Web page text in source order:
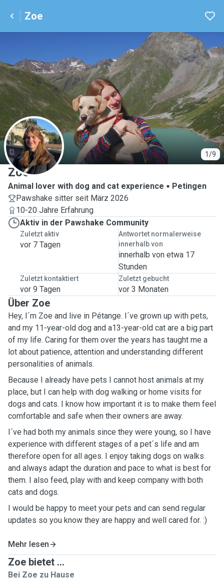
Zoe
1/9
Z
Zoe
Animal lover with dog and cat experience
Petingen
Pawshake sitter seit März 2026
10-20 Jahre Erfahrung
Aktiv in der Pawshake Community
Zuletzt aktiv
vor 7 Tagen
Antwortet normalerweise
innerhalb von
innerhalb von etwa 17
Stunden
Zuletzt kontaktiert
vor 9 Tagen
Zuletzt gebucht
vor 3 Monaten
Über Zoe
Hey, I´m Zoe and live in Pétange. I´ve grown up with pets,
and my 11-year-old dog and a13-year-old cat are a big part
of my life. Caring for them over the years has taught me a
lot about patience, attention and understanding different
personalities of animals.
Because I already have pets I cannot host animals at my
place, but I can help with dog walking or home visits for
dogs and cats. I know how important it is to make them feel
comfortable and safe when their owners are away.
I´ve had both my animals since they were young, so I have
experience with different stages of a pet´s life and am
therefore open for all ages. I enjoy taking dogs on walks
and always adapt the duration and pace to what is best for
them. I also feed, play with and keep company with both
cats and dogs.
I would be happy to meet your pets and can send regular
updates so you know they are happy and well cared for. :)
Mehr lesen
Zoe bietet ...
Bei Zoe zu Hause